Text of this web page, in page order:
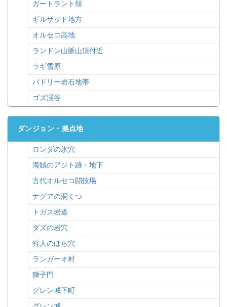
ガートラント領
ギルザッド地方
オルセコ高地
ランドン山脈山頂付近
ラギ雪原
バドリー岩石地帯
ゴズ渓谷
ダンジョン・拠点地
ロンダの氷穴
海賊のアジト跡・地下
古代オルセコ闘技場
ナグアの洞くつ
トガス岩道
ダズの岩穴
狩人のほら穴
ランガーオ村
獅子門
グレン城下町